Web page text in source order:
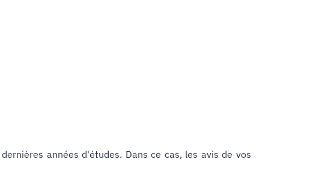
années d'études. Dans ce cas, les avis de vos